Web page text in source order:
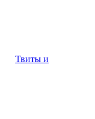
Твиты и